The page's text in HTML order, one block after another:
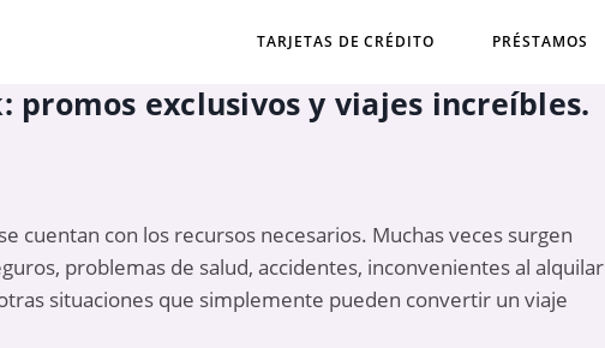
TARJETAS DE CRÉDITO PRÉSTAMOS
promos exclusivos y viajes increíbles.
cuentan con los recursos necesarios. Muchas veces surgen
problemas de salud, accidentes, inconvenientes al alquilar
situaciones que simplemente pueden convertir un viaje